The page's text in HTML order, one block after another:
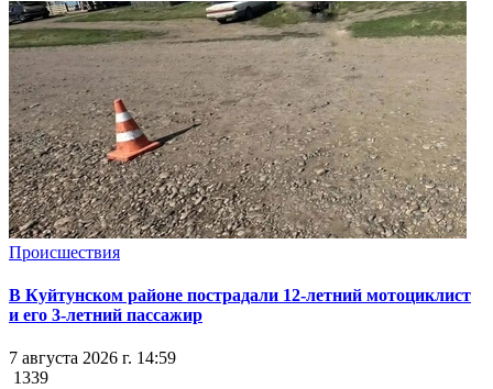
Происшествия
В Куйтунском районе пострадали 12-летний мотоциклист
и его 3-летний пассажир
7 августа 2026 г. 14:59
1339